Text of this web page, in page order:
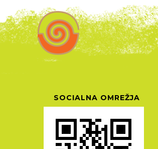
SOCIALNA OMREŽJA